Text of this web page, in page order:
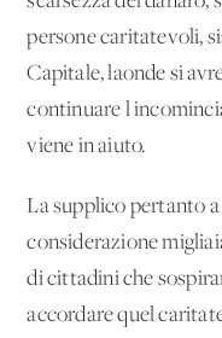
persone caritatevoli,
Capitale, laonde si
continuare
viene in aiuto.
La supplico pertanto
considerazione
di cittadini che
accordare quel